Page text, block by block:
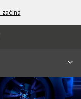
začíná